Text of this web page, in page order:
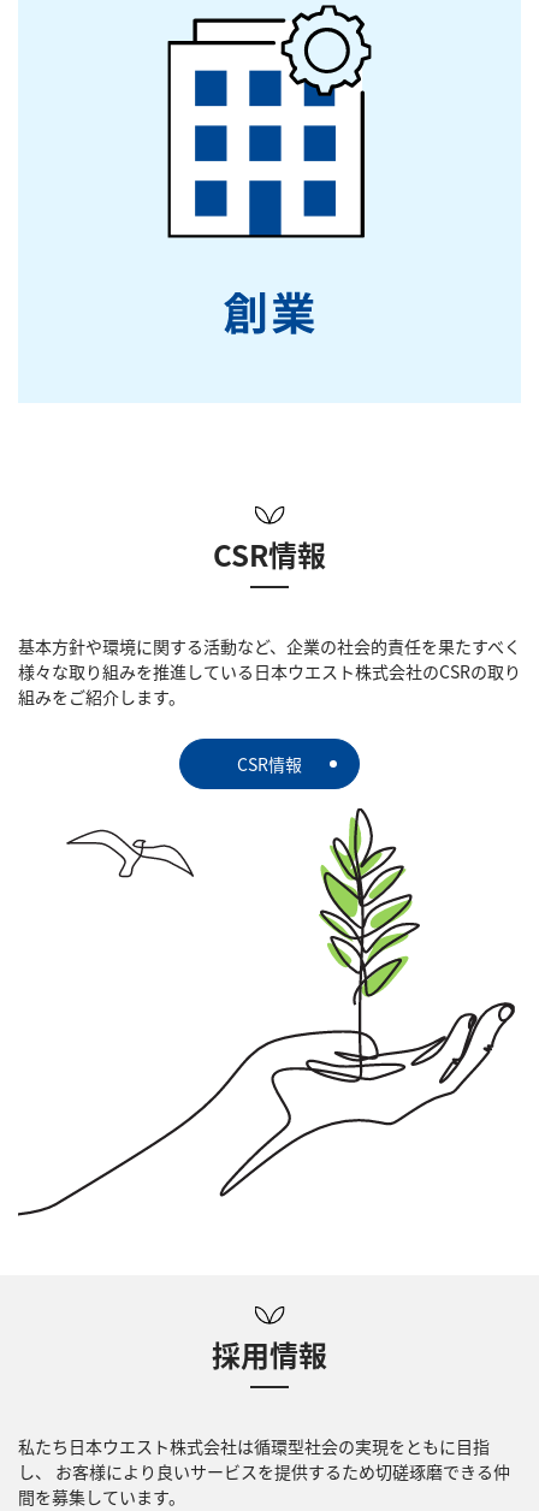
CSR情報
基本方針や環境に関する活動など、企業の社会的責任を果たすべく
様々な取り組みを推進している日本ウエスト株式会社のCSRの取り
組みをご紹介します。
CSR情報
採用情報
私たち日本ウエスト株式会社は循環型社会の実現をともに目指
し、
お客様により良いサービスを提供するため切磋琢磨できる仲
間を募集しています。